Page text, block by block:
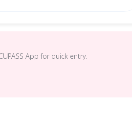
App for quick entry.